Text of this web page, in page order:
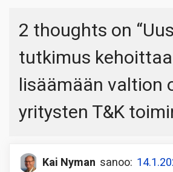
2 thoughts on “
tutkimus kehoittaa
lisäämään valtion
yritysten T&K
Kai Nyman sanoo: